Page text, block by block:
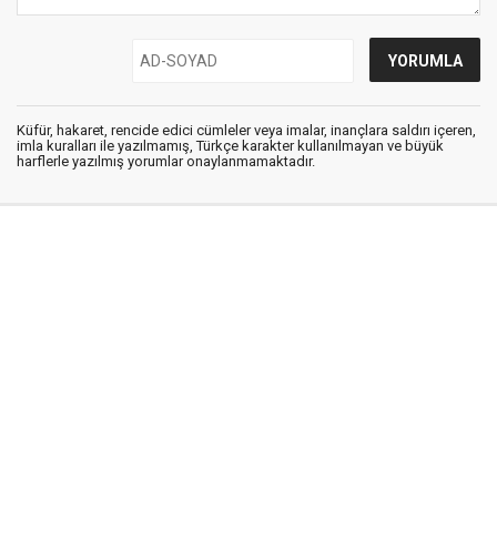
Küfür, hakaret, rencide edici cümleler veya imalar, inançlara saldırı içeren,
imla kuralları ile yazılmamış, Türkçe karakter kullanılmayan ve büyük
harflerle yazılmış yorumlar onaylanmamaktadır.